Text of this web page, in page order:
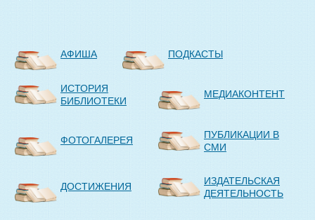
АФИША ПОДКАСТЫ
ИСТОРИЯ
БИБЛИОТЕКИ
МЕДИАКОНТЕНТ
ФОТОГАЛЕРЕЯ
ПУБЛИКАЦИИ В
СМИ
ДОСТИЖЕНИЯ
ИЗДАТЕЛЬСКАЯ
ДЕЯТЕЛЬНОСТЬ